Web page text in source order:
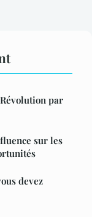
par
sur les
devez